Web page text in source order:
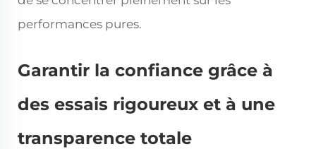
performances pures.
Garantir la confiance grâce à
des essais rigoureux et à une
transparence totale